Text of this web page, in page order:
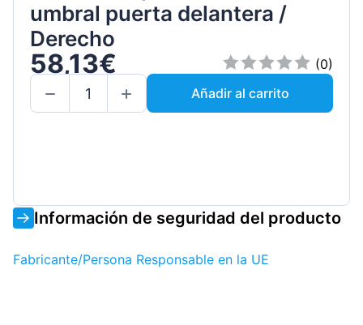
umbral puerta delantera /
Derecho
58,13€
(0)
Añadir al carrito
Información de seguridad del producto
Fabricante/Persona Responsable en la UE